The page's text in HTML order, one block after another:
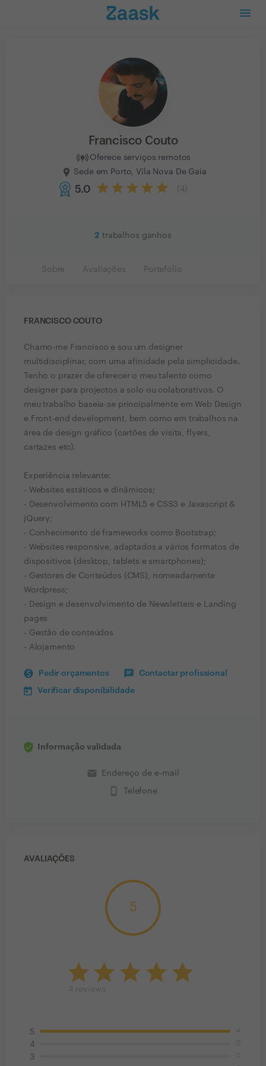
Francisco Couto
Oferece serviços remotos
Sede em Porto, Vila Nova De Gaia
5.0 4
2 trabalhos ganhos
Sobre Avaliações Portefólio
FRANCISCO COUTO
Chamo-me Francisco e sou um designer
multidisciplinar, com uma afinidade pela simplicidade.
Tenho o prazer de oferecer o meu talento como
designer para projectos a solo ou colaborativos. O
meu trabalho baseia-se principalmente em Web Design
e Front-end development, bem como em trabalhos na
área de design gráfico (cartões de visita, flyers,
cartazes etc).
Experiência relevante:
- Websites estáticos e dinâmicos;
- Desenvolvimento com HTML5 e CSS3 e Javascript &
jQuery;
- Conhecimento de frameworks como Bootstrap;
- Websites responsive, adaptados a vários formatos de
dispositivos (desktop, tablets e smartphones);
- Gestores de Conteúdos (CMS), nomeadamente
Wordpress;
- Design e desenvolvimento de Newsletters e Landing
pages
- Gestão de conteúdos
- Alojamento
Pedir orçamentos Contactar profissional
Verificar disponibilidade
Informação validada
email Endereço de e-mail
phone_iphone Telefone
AVALIAÇÕES
5
5
4
3